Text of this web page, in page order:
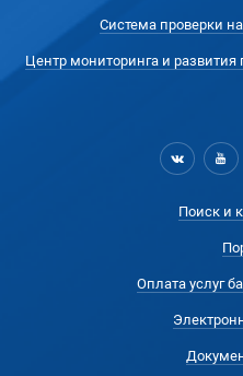
Система проверки
Центр мониторинга и
Поиск и
Оплата услуг